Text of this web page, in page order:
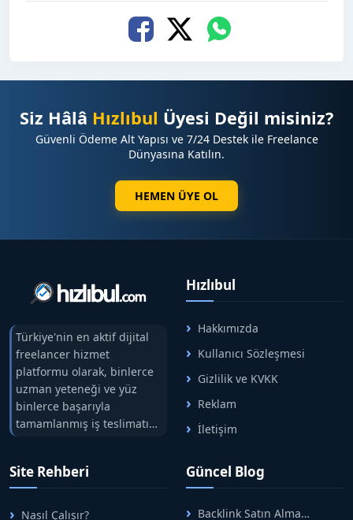
Siz Hâlâ Hızlıbul Üyesi Değil misiniz?
Güvenli Ödeme Alt Yapısı ve 7/24 Destek ile Freelance
Dünyasına Katılın.
HEMEN ÜYE OL
Türkiye'nin en aktif dijital
freelancer hizmet
platformu olarak, binlerce
uzman yeteneği ve yüz
binlerce başarıyla
tamamlanmış iş teslimatını
tek çatıda buluşturuyoruz.
arasındaki süreci risksiz
alışveriş sistemi ile koruyan
ticaretin güvenli
Hızlıbul
Hakkımızda
Kullanıcı Sözleşmesi
Gizlilik ve KVKK
Reklam
İletişim
Site Rehberi
Nasıl Çalışır?
Güncel Blog
Backlink Satın Alma